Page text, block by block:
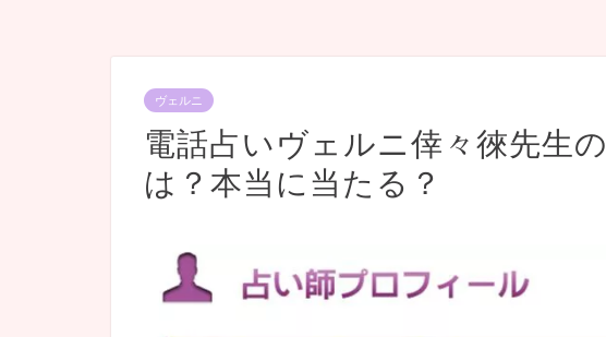
ヴェルニ
電話占いヴェルニ倖々徠先生
は？本当に当たる？